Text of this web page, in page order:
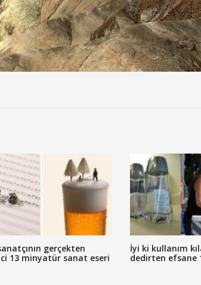
gerçekten
13 minyatür sanat eseri
İyi ki kullanım
dedirten efsane